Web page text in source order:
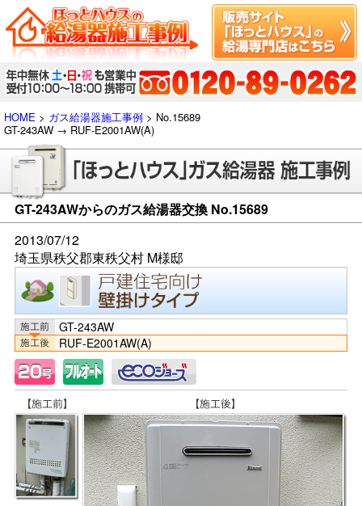
HOME > ガス給湯器施工事例 > No.15689
GT-243AW → RUF-E2001AW(A)
GT-243AWからのガス給湯器交換 No.15689
2013/07/12
埼玉県秩父郡東秩父村 M様邸
GT-243AW
RUF-E2001AW(A)